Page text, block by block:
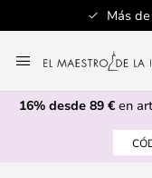
Más
al
contenido
16% desde 89 € en